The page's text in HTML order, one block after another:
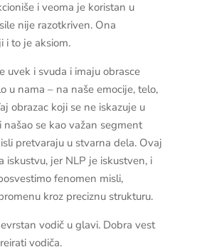
i veoma je koristan u
nije razotkriven. Ona
i to je aksiom.
uvek i svuda i imaju obrasce
u nama – na naše emocije, telo,
obrazac koji se ne iskazuje u
se kao važan segment
pretvaraju u stvarna dela. Ovaj
iskustvu, jer NLP je iskustven, i
fenomen misli,
kroz preciznu strukturu.
vodič u glavi. Dobra vest
vodiča.